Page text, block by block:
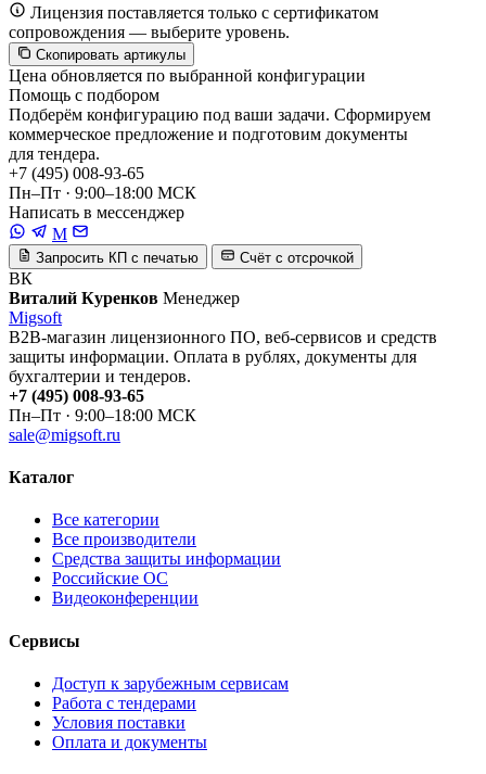
Лицензия поставляется только с сертификатом
сопровождения — выберите уровень.
Скопировать артикулы
Цена обновляется по выбранной конфигурации
Помощь с подбором
Подберём конфигурацию под ваши задачи. Сформируем
коммерческое предложение и подготовим документы
для тендера.
+7 (495) 008-93-65
Пн–Пт · 9:00–18:00 МСК
Написать в мессенджер
M
Запросить КП с печатью Счёт с отсрочкой
ВК
Виталий Куренков Менеджер
Migsoft
B2B-магазин лицензионного ПО, веб-сервисов и средств
защиты информации. Оплата в рублях, документы для
бухгалтерии и тендеров.
+7 (495) 008-93-65
Пн–Пт · 9:00–18:00 МСК
sale@migsoft.ru
Каталог
Все категории
Все производители
Средства защиты информации
Российские ОС
Видеоконференции
Сервисы
Доступ к зарубежным сервисам
Работа с тендерами
Условия поставки
Оплата и документы